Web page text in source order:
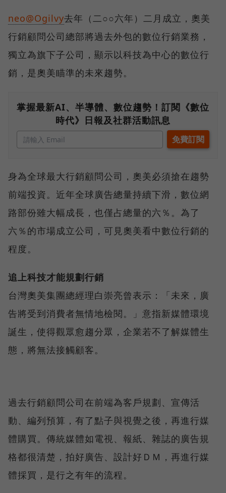
neo@Ogilvy去年（二○○六年）二月成立，奧美
行銷顧問公司總部將過去外包的數位行銷業務，
獨立為旗下子公司，顯示以科技為中心的數位行
銷，是奧美瞄準的未來趨勢。
掌握最新AI、半導體、數位趨勢！訂閱《數位
時代》日報及社群活動訊息
身為全球最大行銷顧問公司，奧美必須搶在趨勢
前端投資。近年全球廣告總量持續下滑，數位網
路部份雖大幅成長，也僅占總量的六％。為了
六％的市場成立公司，可見奧美看中數位行銷的
程度。
追上科技才能規劃行銷
台灣奧美集團總經理白崇亮曾表示：「未來，廣
告將受到消費者無情地檢閱。」意指新媒體環境
誕生，使得觀眾愈趨分眾，企業若不了解媒體生
態，將無法接觸顧客。
過去行銷顧問公司在前端為客戶規劃、宣傳活
動、編列預算，有了點子與視覺之後，再進行媒
體購買。傳統媒體如電視、報紙、雜誌的廣告規
格都很清楚，拍好廣告、設計好ＤＭ，再進行媒
體採買，是行之有年的流程。